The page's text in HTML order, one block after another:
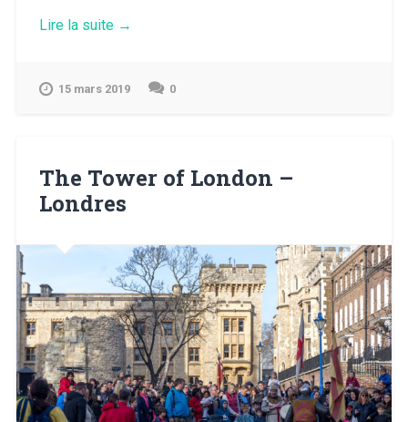
Lire la suite « V&A
→
15 mars 2019 0
The Tower of London –
Londres